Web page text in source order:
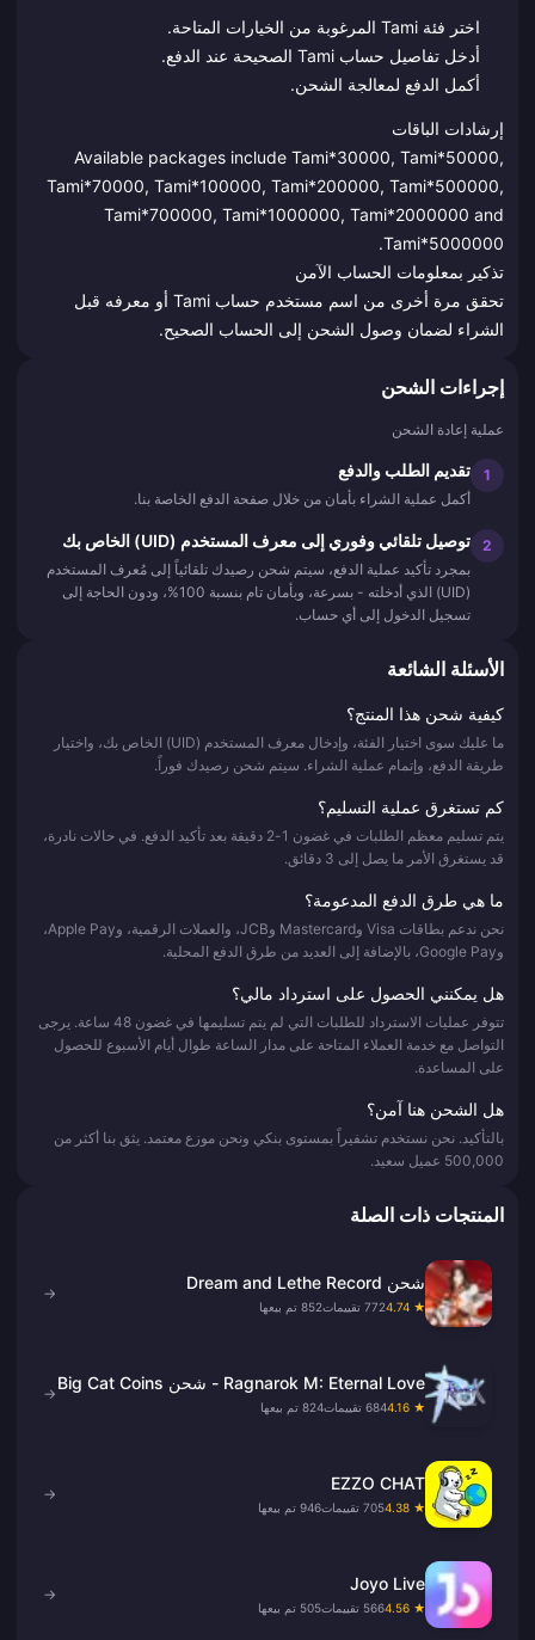
اختر فئة Tami المرغوبة من الخيارات المتاحة.
أدخل تفاصيل حساب Tami الصحيحة عند الدفع.
أكمل الدفع لمعالجة الشحن.
إرشادات الباقات
Available packages include Tami*30000, Tami*50000,
Tami*70000, Tami*100000, Tami*200000, Tami*500000,
Tami*700000, Tami*1000000, Tami*2000000 and
Tami*5000000.
تذكير بمعلومات الحساب الآمن
تحقق مرة أخرى من اسم مستخدم حساب Tami أو معرفه قبل
الشراء لضمان وصول الشحن إلى الحساب الصحيح.
إجراءات الشحن
عملية إعادة الشحن
1 تقديم الطلب والدفع
أكمل عملية الشراء بأمان من خلال صفحة الدفع الخاصة بنا.
2 توصيل تلقائي وفوري إلى معرف المستخدم (UID) الخاص بك
بمجرد تأكيد عملية الدفع، سيتم شحن رصيدك تلقائياً إلى مُعرف المستخدم
(UID) الذي أدخلته - بسرعة، وبأمان تام بنسبة 100%، ودون الحاجة إلى
تسجيل الدخول إلى أي حساب.
الأسئلة الشائعة
كيفية شحن هذا المنتج؟
ما عليك سوى اختيار الفئة، وإدخال معرف المستخدم (UID) الخاص بك، واختيار
طريقة الدفع، وإتمام عملية الشراء. سيتم شحن رصيدك فوراً.
كم تستغرق عملية التسليم؟
يتم تسليم معظم الطلبات في غضون 1-2 دقيقة بعد تأكيد الدفع. في حالات نادرة،
قد يستغرق الأمر ما يصل إلى 3 دقائق.
ما هي طرق الدفع المدعومة؟
نحن ندعم بطاقات Visa وMastercard وJCB، والعملات الرقمية، وApple Pay،
وGoogle Pay، بالإضافة إلى العديد من طرق الدفع المحلية.
هل يمكنني الحصول على استرداد مالي؟
تتوفر عمليات الاسترداد للطلبات التي لم يتم تسليمها في غضون 48 ساعة. يرجى
التواصل مع خدمة العملاء المتاحة على مدار الساعة طوال أيام الأسبوع للحصول
على المساعدة.
هل الشحن هنا آمن؟
بالتأكيد. نحن نستخدم تشفيراً بمستوى بنكي ونحن موزع معتمد. يثق بنا أكثر من
500,000 عميل سعيد.
المنتجات ذات الصلة
شحن Dream and Lethe Record
★ 4.74 772 تقييمات 852 تم بيعها
→
Ragnarok M: Eternal Love - شحن Big Cat Coins
★ 4.16 684 تقييمات 824 تم بيعها
→
EZZO CHAT
★ 4.38 705 تقييمات 946 تم بيعها
→
Joyo Live
★ 4.56 566 تقييمات 505 تم بيعها
→